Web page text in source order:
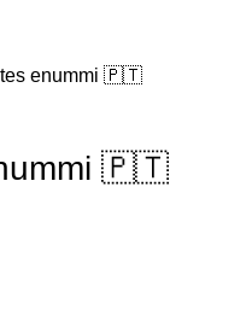
enummi 🇵🇹
🇵🇹